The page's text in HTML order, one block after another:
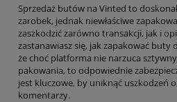
Sprzedaż butów na Vinted to
zarobek, jednak niewłaściwe
zaszkodzić zarówno transakcji, jak i
zastanawiasz się, jak zapakować buty
że choć platforma nie narzuca
pakowania, to odpowiednie
jest kluczowe, by uniknąć uszkodzeń
komentarzy.